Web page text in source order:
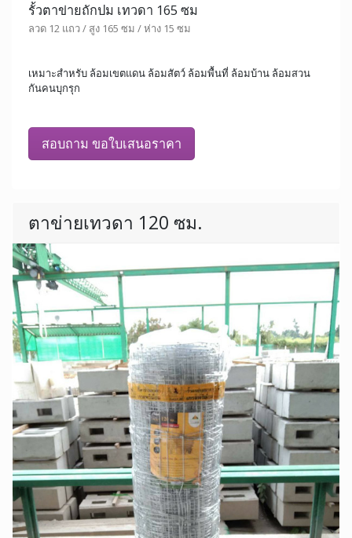
รั้วตาข่ายถักปม เทวดา 165 ซม
ลวด 12 แถว / สูง 165 ซม / ห่าง 15 ซม
เหมาะสำหรับ ล้อมเขตแดน ล้อมสัตว์ ล้อมพื้นที่ ล้อมบ้าน ล้อมสวน
กันคนบุกรุก
สอบถาม ขอใบเสนอราคา
ตาข่ายเทวดา 120 ซม.